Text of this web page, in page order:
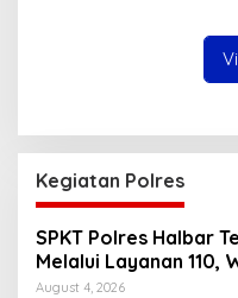
Kegiatan Polres
SPKT Polres Halbar
Melalui Layanan 110,
Jam
August 4, 2026